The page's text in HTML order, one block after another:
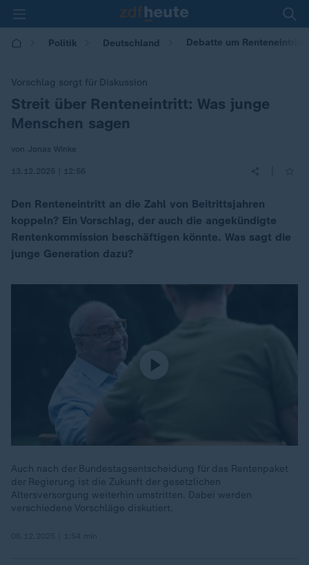
Politik Deutschland Debatte um
Vorschlag sorgt für Diskussion
:
Streit über Renteneintritt: Was junge
Menschen sagen
von Jonas Winke
13.12.2025 | 12:56
Den Renteneintritt an die Zahl von Beitrittsjahren
koppeln? Ein Vorschlag, der auch die angekündigte
Rentenkommission beschäftigen könnte. Was sagt die
junge Generation dazu?
Auch nach der Bundestagsentscheidung für das Rentenpaket
der Regierung ist die Zukunft der gesetzlichen
Altersversorgung weiterhin umstritten. Dabei werden
verschiedene Vorschläge diskutiert.